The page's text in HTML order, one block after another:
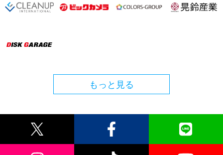
もっと見る